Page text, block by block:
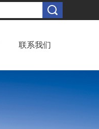
联系我们